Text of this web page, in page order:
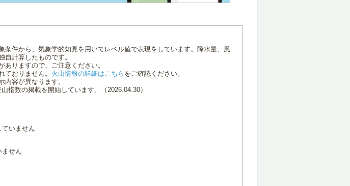
条件から、気象学的知見を用いてレベル値で表現をしています。降水量、風
計算したものです。
ありますので、ご注意ください。
ておりません。 火山情報の詳細はこちら をご確認ください。
容が異なります。
指数の掲載を開始しています。（2026.04.30）
いません
ません